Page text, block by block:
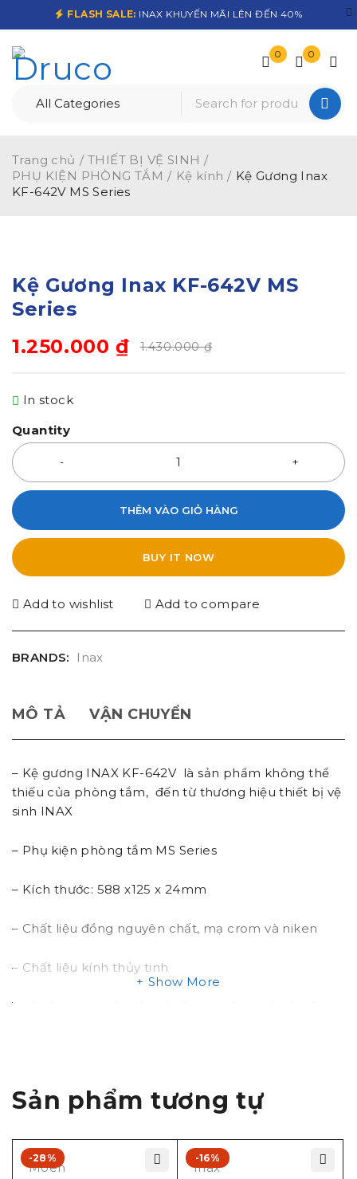
FLASH SALE: INAX KHUYẾN MÃI LÊN ĐẾN 40%
0 0
Trang chủ / THIẾT BỊ VỆ SINH /
PHỤ KIỆN PHÒNG TẮM / Kệ kính / Kệ Gương Inax
KF-642V MS Series
Kệ Gương Inax KF-642V MS
Series
1.430.000₫
1.250.000 ₫
In stock
Quantity
THÊM VÀO GIỎ HÀNG
BUY IT NOW
Add to wishlist Add to compare
BRANDS: Inax
MÔ TẢ VẬN CHUYỂN
– Kệ gương INAX KF-642V là sản phẩm không thể
thiếu của phòng tắm, đến từ thương hiệu thiết bị vệ
sinh INAX
– Phụ kiện phòng tắm MS Series
– Kích thước: 588 x125 x 24mm
– Chất liệu đồng nguyên chất, mạ crom và niken
– Chất liệu kính thủy tinh
Video giới thiệu kệ kính
Show More
Sản phẩm tương tự
-28%
Moen
-16%
Inax